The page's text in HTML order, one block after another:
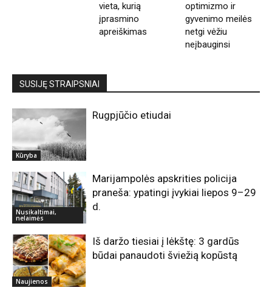
vieta, kurią
įprasmino
apreiškimas
optimizmo ir
gyvenimo meilės
netgi vėžiu
neįbauginsi
SUSIJĘ STRAIPSNIAI
Kūryba
Rugpjūčio etiudai
Nusikaltimai,
nelaimės
Marijampolės apskrities policija
praneša: ypatingi įvykiai liepos 9–29
d.
Naujienos
Iš daržo tiesiai į lėkštę: 3 gardūs
būdai panaudoti šviežią kopūstą